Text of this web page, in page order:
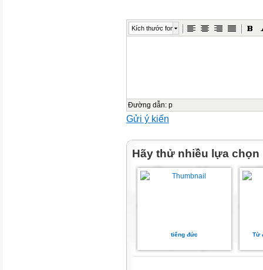
Kích thước font
Đường dẫn: p
Gửi ý kiến
Hãy thử nhiều lựa chọn
tiếng đức Từ